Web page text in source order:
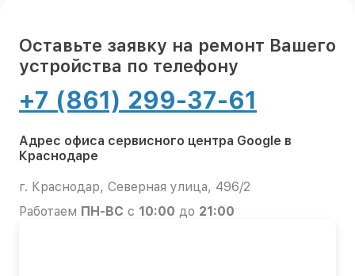
Оставьте заявку на ремонт Вашего
устройства по телефону
+7 (861) 299-37-61
Адрес офиса сервисного центра Google в
Краснодаре
г. Краснодар, Северная улица, 496/2
Работаем ПН-ВС с 10:00 до 21:00